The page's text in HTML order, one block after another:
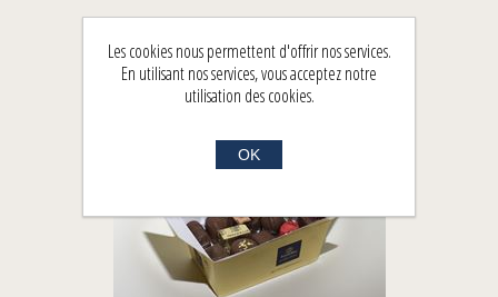
Les cookies nous permettent d'offrir nos services.
En utilisant nos services, vous acceptez notre
utilisation des cookies.
OK